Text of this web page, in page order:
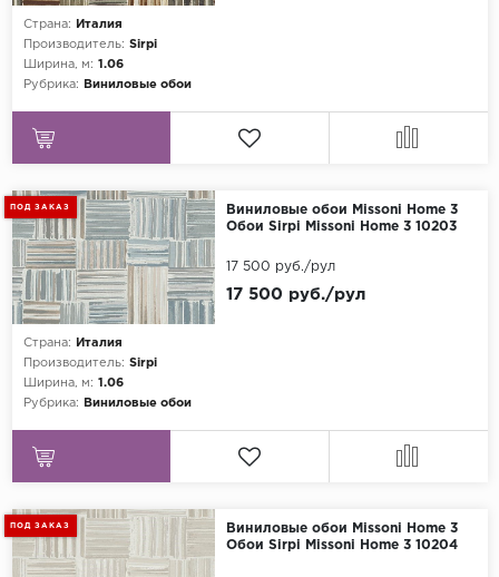
Страна:
Италия
Производитель: Sirpi
Ширина, м: 1.06
Рубрика:
Виниловые обои
ПОД ЗАКАЗ
Виниловые обои Missoni Home 3
Обои Sirpi Missoni Home 3 10203
Страна:
Италия
Производитель: Sirpi
Ширина, м: 1.06
Рубрика:
Виниловые обои
17 500 руб./рул
17 500 руб./рул
ПОД ЗАКАЗ
Виниловые обои Missoni Home 3
Обои Sirpi Missoni Home 3 10204